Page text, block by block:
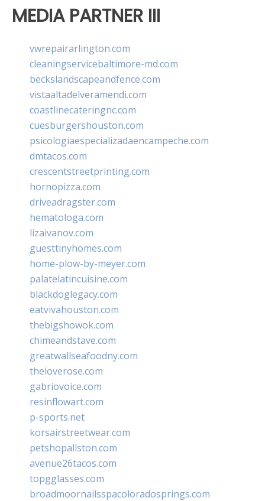
MEDIA PARTNER III
vwrepairarlington.com
cleaningservicebaltimore-md.com
beckslandscapeandfence.com
vistaaltadelveramendi.com
coastlinecateringnc.com
cuesburgershouston.com
psicologiaespecializadaencampeche.com
dmtacos.com
crescentstreetprinting.com
hornopizza.com
driveadragster.com
hematologa.com
lizaivanov.com
guesttinyhomes.com
home-plow-by-meyer.com
palatelatincuisine.com
blackdoglegacy.com
eatvivahouston.com
thebigshowok.com
chimeandstave.com
greatwallseafoodny.com
theloverose.com
gabriovoice.com
resinflowart.com
p-sports.net
korsairstreetwear.com
petshopallston.com
avenue26tacos.com
topgglasses.com
broadmoornailsspacoloradosprings.com